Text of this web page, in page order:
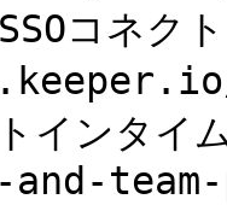
コネク
トインタ